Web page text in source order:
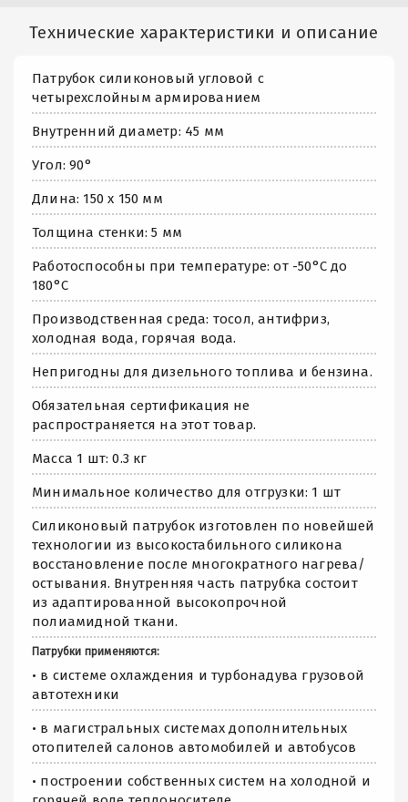
Технические характеристики и описание
Патрубок силиконовый угловой с
четырехслойным армированием
Внутренний диаметр: 45 мм
Угол: 90°
Длина: 150 х 150 мм
Толщина стенки: 5 мм
Работоспособны при температуре: от -50°С до
180°С
Производственная среда: тосол, антифриз,
холодная вода, горячая вода.
Непригодны для дизельного топлива и бензина.
Обязательная сертификация не
распространяется на этот товар.
Масса 1 шт: 0.3 кг
Минимальное количество для отгрузки: 1 шт
Силиконовый патрубок изготовлен по новейшей
технологии из высокостабильного силикона
восстановление после многократного нагрева/
остывания. Внутренняя часть патрубка состоит
из адаптированной высокопрочной
полиамидной ткани.
Патрубки применяются:
• в системе охлаждения и турбонадува грузовой
автотехники
• в магистральных системах дополнительных
отопителей салонов автомобилей и автобусов
• построении собственных систем на холодной и